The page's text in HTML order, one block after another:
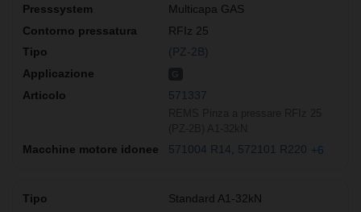
Multicapa GAS
RFIz 25
(PZ-2B)
571337
571004 R14 572101 R220 +6
Standard A1-32kN